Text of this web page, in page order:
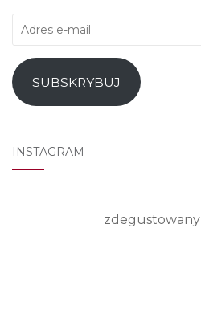
Adres
mail
SUBSKRYBUJ
INSTAGRAM
zdegustowany